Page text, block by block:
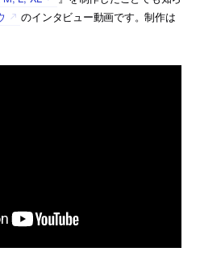
のインタビュー動画です。制作は